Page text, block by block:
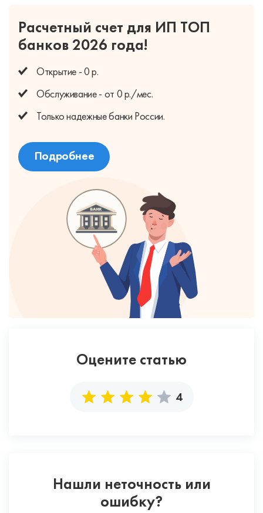
Расчетный счет для ИП ТОП
банков 2026 года!
Открытие - 0 р.
Обслуживание - от 0 р./мес.
Только надежные банки России.
Подробнее
Оцените статью
4
Нашли неточность или
ошибку?